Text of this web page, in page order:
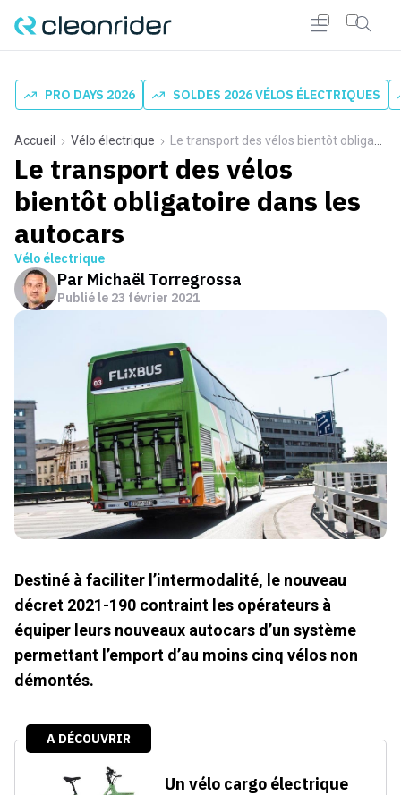
PRO DAYS 2026 SOLDES 2026 VÉLOS ÉLECTRIQUES
Accueil Vélo électrique Le transport des vélos bientôt obligatoire dans les autocars
Le transport des vélos
bientôt obligatoire dans les
autocars
Vélo électrique
Par Michaël Torregrossa
Publié le 23 février 2021
Destiné à faciliter l’intermodalité, le nouveau
décret 2021-190 contraint les opérateurs à
équiper leurs nouveaux autocars d’un système
permettant l’emport d’au moins cinq vélos non
démontés.